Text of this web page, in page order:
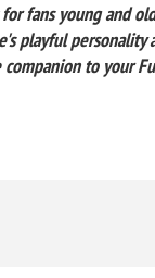
fans young and
playful personality
to your